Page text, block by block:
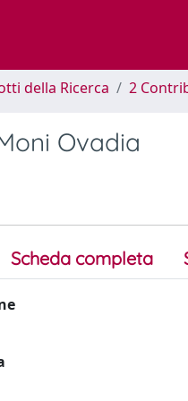
della Ricerca 2
Ovadia
Scheda completa